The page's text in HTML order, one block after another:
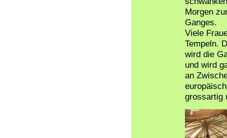
Morgen
Ganges.
Viele
Tempeln.
wird die
und wird
an
grossartig